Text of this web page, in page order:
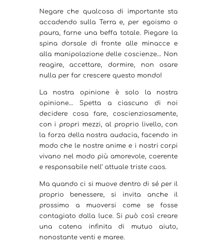
Negare che qualcosa di importante sta
accadendo sulla Terra e, per egoismo o
paura, farne una beffa totale. Piegare la
spina dorsale di fronte alle minacce e
alla manipolazione delle coscienze… Non
reagire, accettare, dormire, non osare
nulla per far crescere questo mondo!
La nostra opinione è solo la nostra
opinione… Spetta a ciascuno di noi
decidere cosa fare, coscienziosamente,
con i propri mezzi, al proprio livello, con
la forza della nostra audacia, facendo in
modo che le nostre anime e i nostri corpi
vivano nel modo più amorevole, coerente
e responsabile nell’ attuale triste caos.
Ma quando ci si muove dentro di sé per il
proprio benessere, si invita anche il
prossimo a muoversi come se fosse
contagiato dalla luce. Si può così creare
una catena infinita di mutuo aiuto,
nonostante venti e maree.